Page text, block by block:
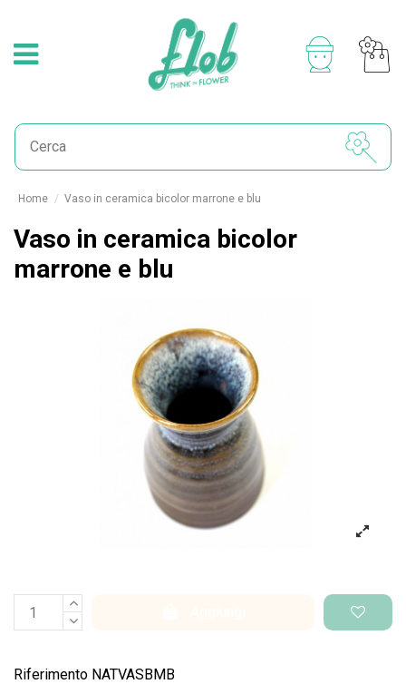
Home Vaso in ceramica bicolor marrone e blu
Vaso in ceramica bicolor
marrone e blu
Riferimento NATVASBMB